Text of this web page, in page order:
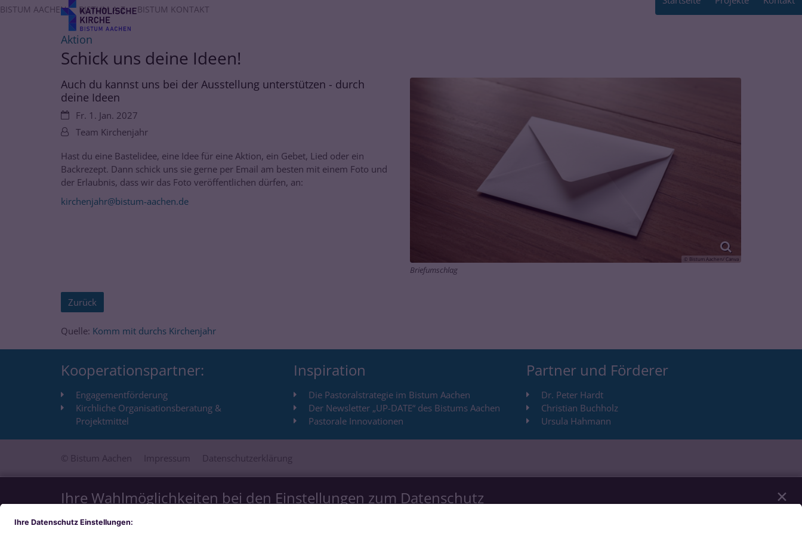
Ihre Wahlmöglichkeiten bei den Einstellungen zum Datenschutz
Wir möchten Ihnen ein optimales Webseiten-Erlebnis bieten. Dazu verwenden wir Cookies, die für das Funktionieren unserer Website notwendig sind. Mit Ihrer
✕
Zum Inhalt springen
BISTUM AACHEN BISTUM A-Z BISTUM KONTAKT
Aktion
Schick uns deine Ideen!
© Bistum Aachen/ Canva
Briefumschlag
Auch du kannst uns bei der Ausstellung unterstützen - durch
deine Ideen
Datum:Fr. 1. Jan. 2027
Von:Team Kirchenjahr
Hast du eine Bastelidee, eine Idee für eine Aktion, ein Gebet, Lied oder ein
Backrezept. Dann schick uns sie gerne per Email am besten mit einem Foto und
der Erlaubnis, dass wir das Foto veröffentlichen dürfen, an:
kirchenjahr@bistum-aachen.de
Zurück
Quelle: Komm mit durchs Kirchenjahr
Kooperationspartner:
Engagementförderung
Kirchliche Organisationsberatung &
Projektmittel
Inspiration
Die Pastoralstrategie im Bistum Aachen
Der Newsletter „UP-DATE“ des Bistums Aachen
Pastorale Innovationen
Partner und Förderer
Dr. Peter Hardt
Christian Buchholz
Ursula Hahmann
© Bistum Aachen Impressum Datenschutzerklärung